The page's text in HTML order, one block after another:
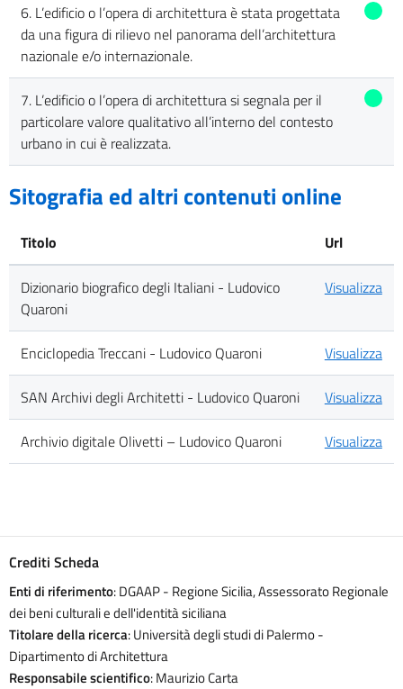
6. L’edificio o l’opera di architettura è stata progettata
da una figura di rilievo nel panorama dell’architettura
nazionale e/o internazionale.
7. L’edificio o l’opera di architettura si segnala per il
particolare valore qualitativo all’interno del contesto
urbano in cui è realizzata.
Sitografia ed altri contenuti online
Titolo Url
Dizionario biografico degli Italiani - Ludovico
Quaroni
Visualizza
Enciclopedia Treccani - Ludovico Quaroni Visualizza
SAN Archivi degli Architetti - Ludovico Quaroni Visualizza
Archivio digitale Olivetti – Ludovico Quaroni Visualizza
Crediti Scheda
Enti di riferimento: DGAAP - Regione Sicilia, Assessorato Regionale
dei beni culturali e dell'identità siciliana
Titolare della ricerca: Università degli studi di Palermo -
Dipartimento di Architettura
Responsabile scientifico: Maurizio Carta